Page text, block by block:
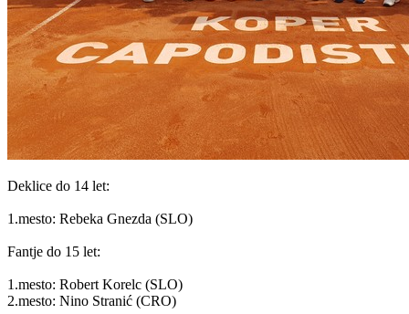
Deklice do 14 let:
1.mesto: Rebeka Gnezda (SLO)
Fantje do 15 let:
1.mesto: Robert Korelc (SLO)
2.mesto: Nino Stranić (CRO)